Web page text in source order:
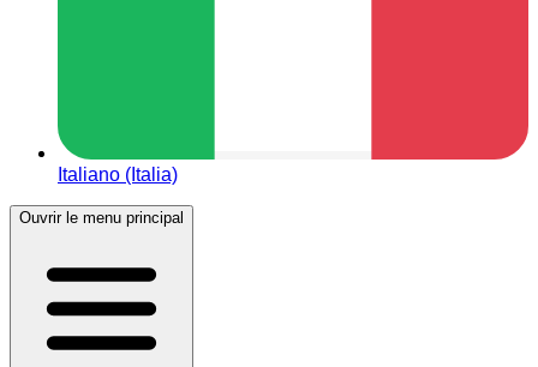
Italiano (Italia)
Ouvrir le menu principal